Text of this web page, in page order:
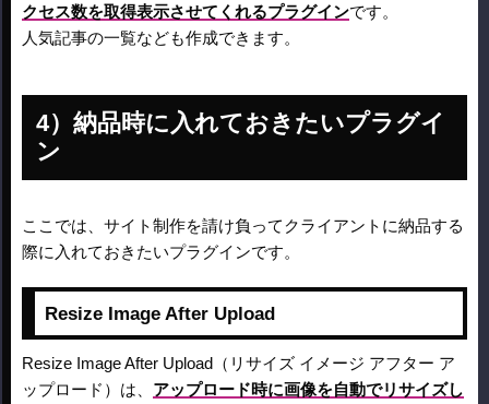
クセス数を取得表示させてくれるプラグインです。
人気記事の一覧なども作成できます。
納品時に入れておきたいプラグイ
ン
ここでは、サイト制作を請け負ってクライアントに納品する
際に入れておきたいプラグインです。
Resize Image After Upload
Resize Image After Upload（リサイズ イメージ アフター ア
ップロード）は、 アップロード時に画像を自動でリサイズし